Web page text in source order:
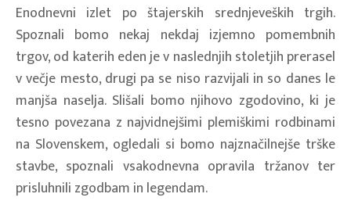
Enodnevni izlet po štajerskih srednjeveških trgih.
Spoznali bomo nekaj nekdaj izjemno pomembnih
trgov, od katerih eden je v naslednjih stoletjih prerasel
v večje mesto, drugi pa se niso razvijali in so danes le
manjša naselja. Slišali bomo njihovo zgodovino, ki je
tesno povezana z najvidnejšimi plemiškimi rodbinami
na Slovenskem, ogledali si bomo najznačilnejše trške
stavbe, spoznali vsakodnevna opravila tržanov ter
prisluhnili zgodbam in legendam.